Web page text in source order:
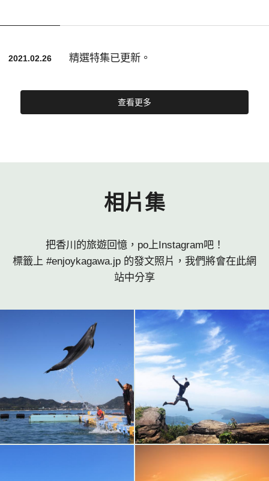
2021.02.26 精選特集已更新。
查看更多
相片集
把香川的旅遊回憶，po上Instagram吧！
標籤上 #enjoykagawa.jp 的發文照片，我們將會在此網
站中分享